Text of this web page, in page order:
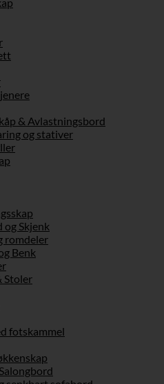
& Avlastningsbord
og stativer
Skjenk
romdeler
Benk
Stoler
fotskammel